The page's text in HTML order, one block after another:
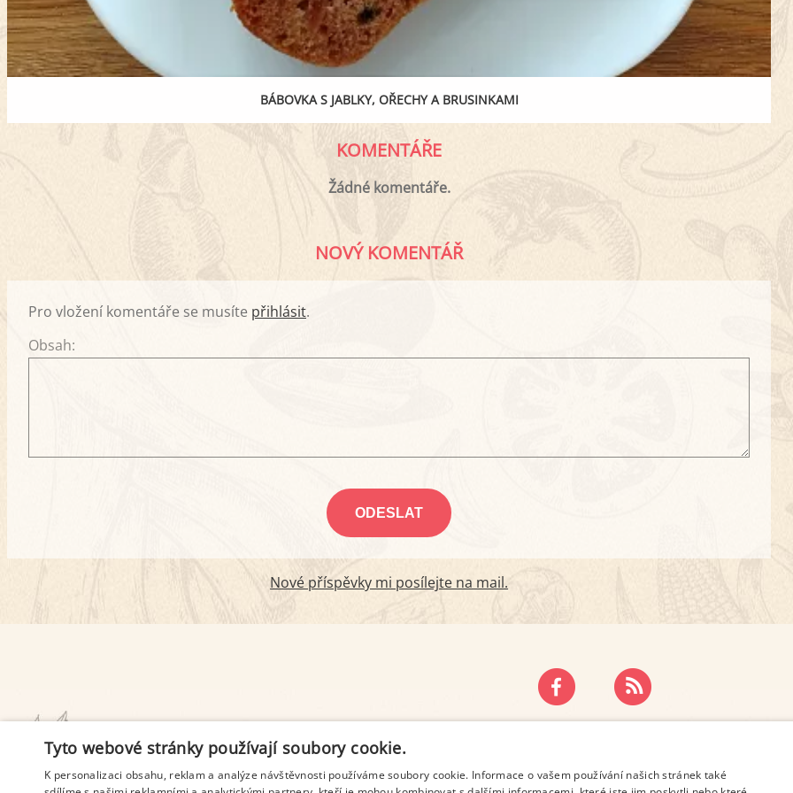
BÁBOVKA S JABLKY, OŘECHY A BRUSINKAMI
KOMENTÁŘE
Žádné komentáře.
NOVÝ KOMENTÁŘ
Pro vložení komentáře se musíte přihlásit.
Obsah:
Nové příspěvky mi posílejte na mail.
PODMÍNKY UŽITÍ ZÁSADY OCHRANY OSOBNÍCH ÚDAJŮ
Tyto webové stránky používají soubory cookie.
K personalizaci obsahu, reklam a analýze návštěvnosti používáme soubory cookie. Informace o vašem používání našich stránek také